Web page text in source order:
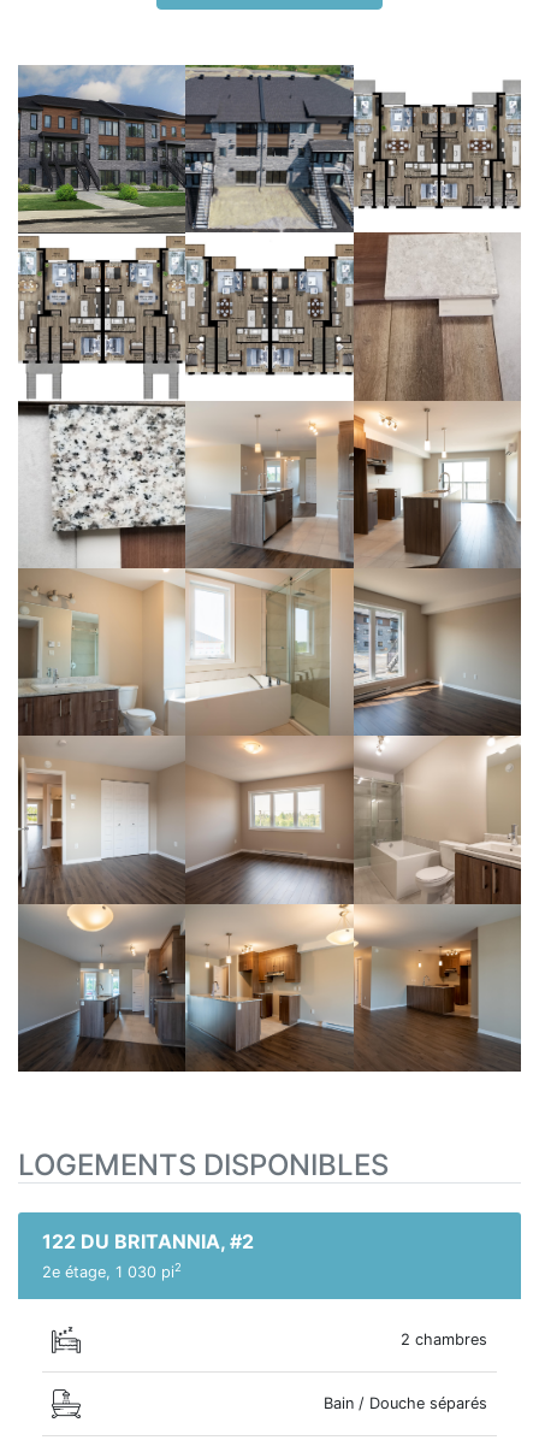
LOGEMENTS DISPONIBLES
122 DU BRITANNIA, #2
2e étage, 1 030 pi2
2 chambres
Bain / Douche séparés